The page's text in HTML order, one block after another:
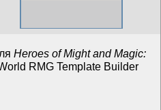
Heroes of Might and Magic:
RMG Template Builder